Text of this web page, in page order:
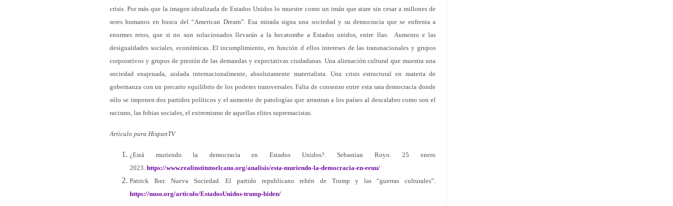
crisis. Por más que la imagen idealizada de Estados Unidos lo muestre como un imán que atare sin cesar a millones de
seres humanos en busca del “American Dream”. Esa mirada signa una sociedad y su democracia que se enfrenta a
enormes retos, que si no son solucionados llevarán a la hecatombe a Estados unidos, entre llas: Aumento e las
desigualdades sociales, económicas. El incumplimiento, en función d ellos intereses de las transnacionales y grupos
corporativos y grupos de presión de las demandas y expectativas ciudadanas. Una alienación cultural que muestra una
sociedad enajenada, aislada internacionalmente, absolutamente materialista. Una crisis estructural en materia de
gobernanza con un precario equilibrio de los poderes transversales. Falta de consenso entre esta rara democracia donde
sólo se imponen dos partidos políticos y el aumento de patologías que arrastran a los países al descalabro como son el
racismo, las fobias sociales, el extremismo de aquellas elites supremacistas.
Articulo para HispanTV
¿Está muriendo la democracia en Estados Unidos?. Sebastian Royo. 25 enero
2023. https://www.realinstitutoelcano.org/analisis/esta-muriendo-la-democracia-en-eeuu/
Patrick Iber. Nueva Sociedad. El partido republicano rehén de Trump y las “guerras culturales”.
https://nuso.org/articulo/EstadosUnidos-trump-biden/